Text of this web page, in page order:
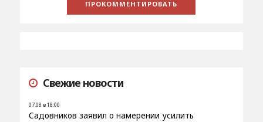
Свежие новости
07.08 в 18:00
Садовников заявил о намерении усилить